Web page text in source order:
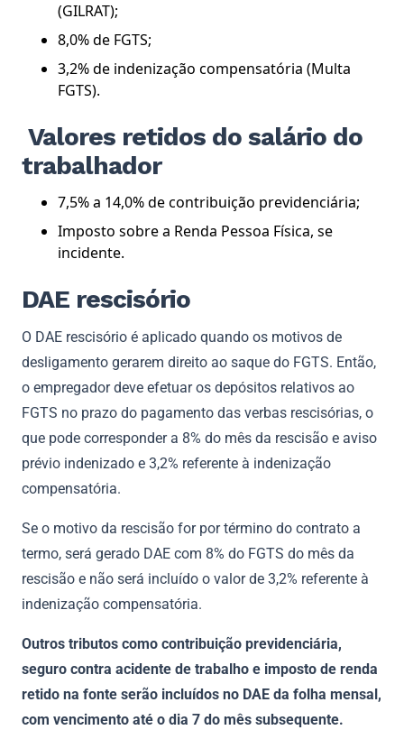
(GILRAT);
8,0% de FGTS;
3,2% de indenização compensatória (Multa
FGTS).
Valores retidos do salário do
trabalhador
7,5% a 14,0% de contribuição previdenciária;
Imposto sobre a Renda Pessoa Física, se
incidente.
DAE rescisório
O DAE rescisório é aplicado quando os motivos de
desligamento gerarem direito ao saque do FGTS. Então,
o empregador deve efetuar os depósitos relativos ao
FGTS no prazo do pagamento das verbas rescisórias, o
que pode corresponder a 8% do mês da rescisão e aviso
prévio indenizado e 3,2% referente à indenização
compensatória.
Se o motivo da rescisão for por término do contrato a
termo, será gerado DAE com 8% do FGTS do mês da
rescisão e não será incluído o valor de 3,2% referente à
indenização compensatória.
Outros tributos como contribuição previdenciária,
seguro contra acidente de trabalho e imposto de renda
retido na fonte serão incluídos no DAE da folha mensal,
com vencimento até o dia 7 do mês subsequente.